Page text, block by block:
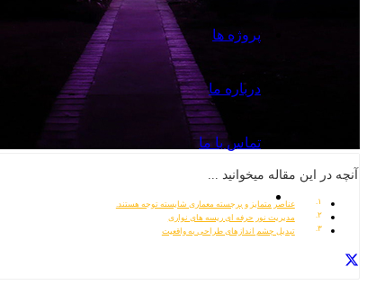
پروژه ها
درباره ما
تماس با ما
آنچه در این مقاله میخوانید ...
عناصر متمایز و برجسته معماری شایسته توجه هستند.
مدیریت نور حرفه ای ریسه های نواری
تبدیل چشم اندازهای طراحی به واقعیت